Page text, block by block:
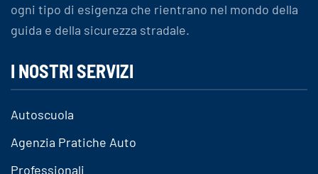
ogni tipo di esigenza che rientrano nel mondo della
guida e della sicurezza stradale.
I NOSTRI SERVIZI
Autoscuola
Agenzia Pratiche Auto
Professionali